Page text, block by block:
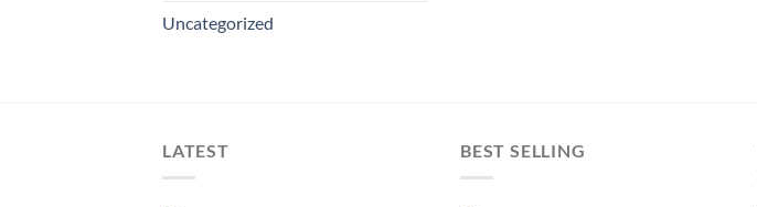
Uncategorized
LATEST BEST SELLING